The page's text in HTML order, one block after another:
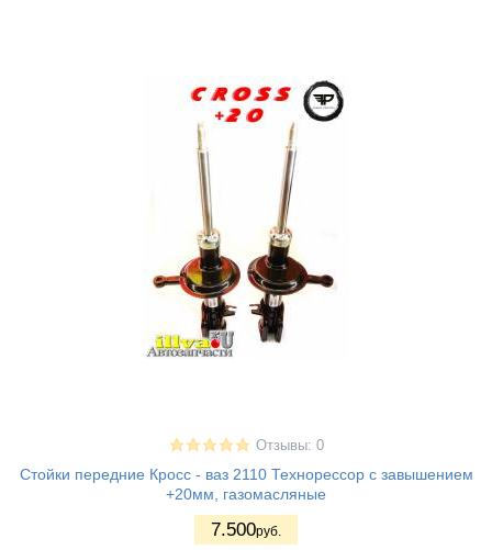
Отзывы: 0
Стойки передние Кросс - ваз 2110 Технорессор с завышением
+20мм, газомасляные
7.500руб.